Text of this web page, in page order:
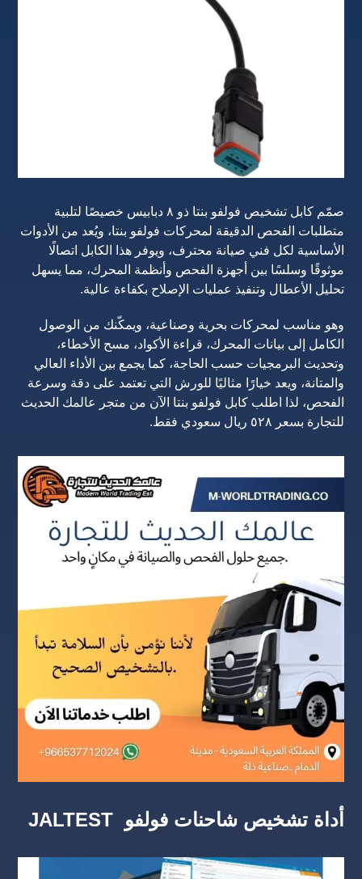
صمّم كابل تشخيص فولفو بنتا ذو ٨ دبابيس خصيصًا لتلبية
متطلبات الفحص الدقيقة لمحركات فولفو بنتا، ويُعد من الأدوات
الأساسية لكل فني صيانة محترف، ويوفر هذا الكابل اتصالًا
موثوقًا وسلسًا بين أجهزة الفحص وأنظمة المحرك، مما يسهل
تحليل الأعطال وتنفيذ عمليات الإصلاح بكفاءة عالية.
وهو مناسب لمحركات بحرية وصناعية، ويمكّنك من الوصول
الكامل إلى بيانات المحرك، قراءة الأكواد، مسح الأخطاء،
وتحديث البرمجيات حسب الحاجة، كما يجمع بين الأداء العالي
والمتانة، ويعد خيارًا مثاليًا للورش التي تعتمد على دقة وسرعة
الفحص، لذا اطلب كابل فولفو بنتا الآن من متجر عالمك الحديث
للتجارة بسعر ٥٢٨ ريال سعودي فقط.
أداة تشخيص شاحنات فولفو JALTEST